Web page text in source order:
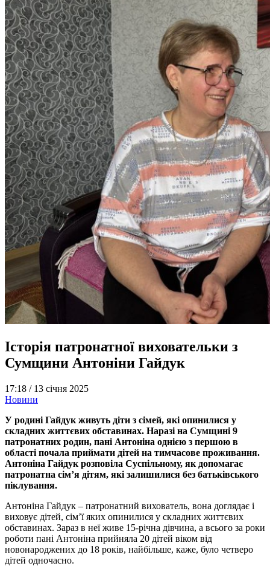
Історія патронатної виховательки з
Сумщини Антоніни Гайдук
17:18 / 13 січня 2025
Новини
У родині Гайдук живуть діти з сімей, які опинилися у
складних життєвих обставинах. Наразі на Сумщині 9
патронатних родин, пані Антоніна однією з першою в
області почала приймати дітей на тимчасове проживання.
Антоніна Гайдук розповіла Суспільному, як допомагає
патронатна сім’я дітям, які залишилися без батьківського
піклування.
Антоніна Гайдук – патронатний вихователь, вона доглядає і
виховує дітей, сім’ї яких опинилися у складних життєвих
обставинах. Зараз в неї живе 15-річна дівчина, а всього за роки
роботи пані Антоніна прийняла 20 дітей віком від
новонароджених до 18 років, найбільше, каже, було четверо
дітей одночасно.